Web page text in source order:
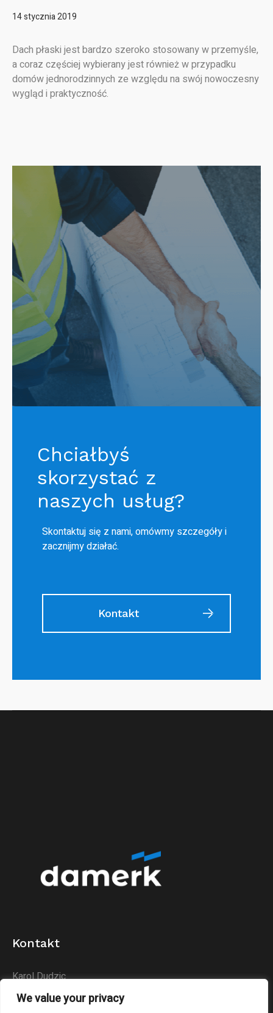
We value your privacy
14 stycznia 2019
Dach płaski jest bardzo szeroko stosowany w przemyśle,
a coraz częściej wybierany jest również w przypadku
domów jednorodzinnych ze względu na swój nowoczesny
wygląd i praktyczność.
Chciałbyś
skorzystać z
naszych usług?
Skontaktuj się z nami, omówmy szczegóły i
zacznijmy działać.
Kontakt
Kontakt
Karol Dudzic
Huta Podłysica 24B
26-004 Bieliny